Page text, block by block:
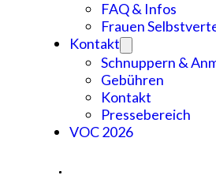
FAQ & Infos
Frauen
Kontakt
Schnuppern &
Gebühren
Kontakt
Pressebereich
VOC 2026